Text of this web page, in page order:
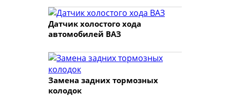
Датчик холостого хода
автомобилей ВАЗ
Замена задних тормозных
колодок